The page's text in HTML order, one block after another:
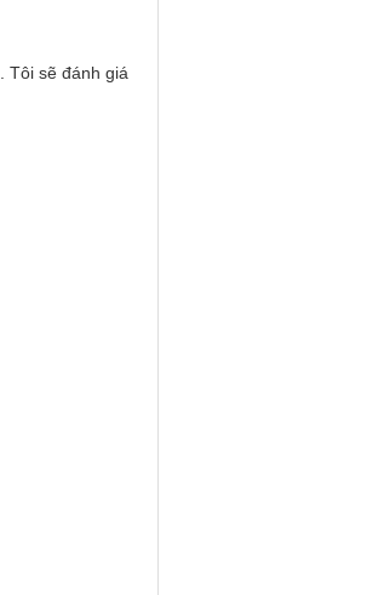
Tôi sẽ đánh giá